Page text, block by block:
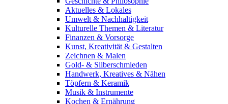
Aktuelles & Lokales
Umwelt & Nachhaltigkeit
Kulturelle Themen & Literatur
Finanzen & Vorsorge
Kunst, Kreativität & Gestalten
Zeichnen & Malen
Gold- & Silberschmieden
Handwerk, Kreatives & Nähen
Töpfern & Keramik
Musik & Instrumente
Kochen & Ernährung